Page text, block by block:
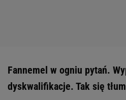
Fannemel w ogniu pytań.
dyskwalifikacje. Tak się